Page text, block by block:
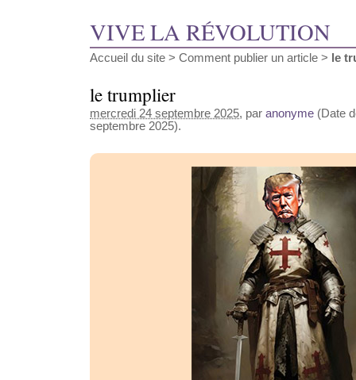
VIVE LA RÉVOLUTION
Accueil du site > Comment publier un article > le
le trumplier
mercredi 24 septembre 2025, par anonyme (Date
septembre 2025).